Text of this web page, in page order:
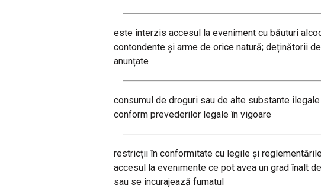
este interzis accesul la eveniment cu băuturi
contondente și arme de orice natură; deținătorii
anunțate
consumul de droguri sau de alte substante
conform prevederilor legale în vigoare
restricții în conformitate cu legile și
accesul la evenimente ce pot avea un grad înalt
sau se încurajează fumatul